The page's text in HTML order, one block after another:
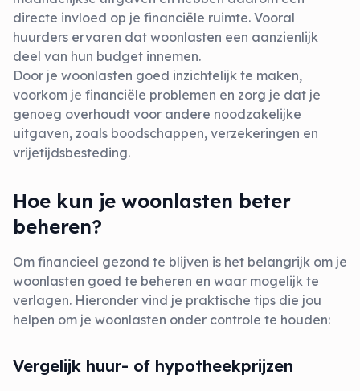
directe invloed op je financiële ruimte. Vooral
huurders ervaren dat woonlasten een aanzienlijk
deel van hun budget innemen.
Door je woonlasten goed inzichtelijk te maken,
voorkom je financiële problemen en zorg je dat je
genoeg overhoudt voor andere noodzakelijke
uitgaven, zoals boodschappen, verzekeringen en
vrijetijdsbesteding.
Hoe kun je woonlasten beter
beheren?
Om financieel gezond te blijven is het belangrijk om je
woonlasten goed te beheren en waar mogelijk te
verlagen. Hieronder vind je praktische tips die jou
helpen om je woonlasten onder controle te houden:
Vergelijk huur- of hypotheekprijzen